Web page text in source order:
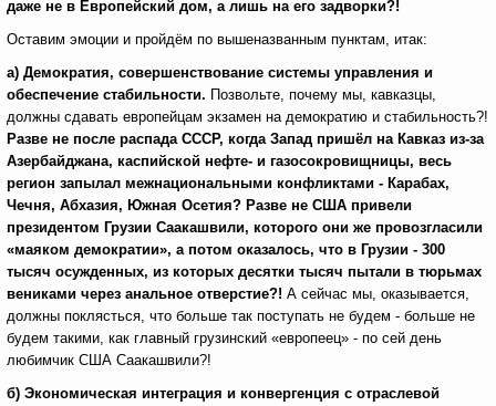
даже не в Европейский дом, а лишь на его задворки?!
Оставим эмоции и пройдём по вышеназванным пунктам, итак:
а) Демократия, совершенствование системы управления и
обеспечение стабильности. Позвольте, почему мы, кавказцы,
должны сдавать европейцам экзамен на демократию и стабильность?!
Разве не после распада СССР, когда Запад пришёл на Кавказ из-за
Азербайджана, каспийской нефте- и газосокровищницы, весь
регион запылал межнациональными конфликтами - Карабах,
Чечня, Абхазия, Южная Осетия? Разве не США привели
президентом Грузии Саакашвили, которого они же провозгласили
«маяком демократии», а потом оказалось, что в Грузии - 300
тысяч осужденных, из которых десятки тысяч пытали в тюрьмах
вениками через анальное отверстие?! А сейчас мы, оказывается,
должны поклясться, что больше так поступать не будем - больше не
будем такими, как главный грузинский «европеец» - по сей день
любимчик США Саакашвили?!
б) Экономическая интеграция и конвергенция с отраслевой